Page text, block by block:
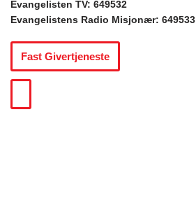
Evangelisten TV: 649532
Evangelistens Radio Misjonær: 649533
Fast Givertjeneste